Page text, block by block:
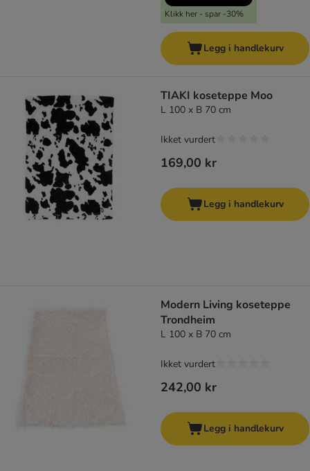
Klikk her - spar -30%
Legg i handlekurv
TIAKI koseteppe Moo
L 100 x B 70 cm
169,00 kr
Ikket vurdert
Legg i handlekurv
Modern Living koseteppe
Trondheim
L 100 x B 70 cm
242,00 kr
Ikket vurdert
Legg i handlekurv